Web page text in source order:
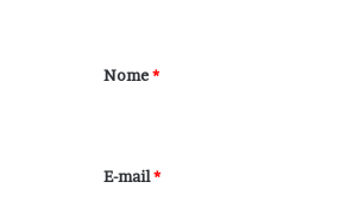
r
*
Nome*
E-mail*